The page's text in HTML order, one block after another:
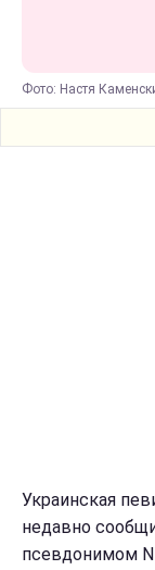
Фото: Настя
Украинская
недавно
псевдонимом